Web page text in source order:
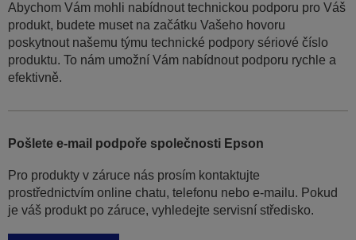
Abychom Vám mohli nabídnout technickou podporu pro Váš
produkt, budete muset na začátku Vašeho hovoru
poskytnout našemu týmu technické podpory sériové číslo
produktu. To nám umožní Vám nabídnout podporu rychle a
efektivně.
Pošlete e-mail podpoře společnosti Epson
Pro produkty v záruce nás prosím kontaktujte
prostřednictvím online chatu, telefonu nebo e-mailu. Pokud
je váš produkt po záruce, vyhledejte servisní středisko.